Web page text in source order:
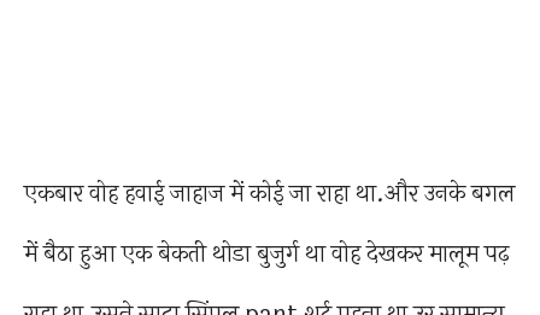
एकबार वोह हवाई जाहाज में कोई जा राहा था.और उनके बगल
में बैठा हुआ एक बेकती थोडा बुजुर्ग था वोह देखकर मालूम पढ़